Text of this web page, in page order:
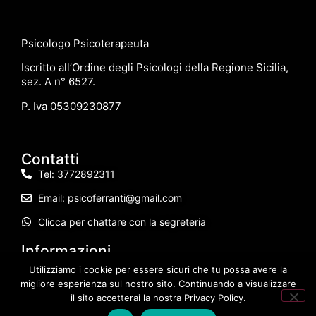
Psicologo Psicoterapeuta
Iscritto all’Ordine degli Psicologi della Regione Sicilia,
sez. A n° 6527.
P. Iva 05309230877
Contatti
Tel: 3772892311
Email: psicoferranti@gmail.com
Clicca per chattare con la segreteria
Informazioni
Sede di Licata: Via Mons. Giuseppe Bellino n° 5
Privacy Policy
Utilizziamo i cookie per essere sicuri che tu possa avere la
migliore esperienza sul nostro sito. Continuando a visualizzare
il sito accetterai la nostra Privacy Policy.